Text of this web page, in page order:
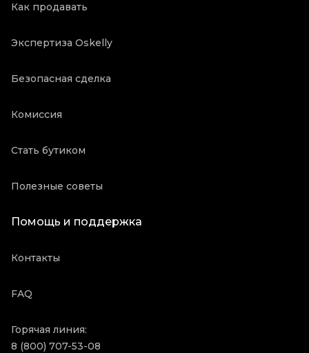
Как продавать
Экспертиза Oskelly
Безопасная сделка
Комиссия
Стать бутиком
Полезные советы
Помощь и поддержка
Контакты
FAQ
Горячая линия:
8 (800) 707-53-08